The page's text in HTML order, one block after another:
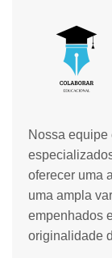
Nossa
oferecer uma
uma ampla
empenhados
originalidade